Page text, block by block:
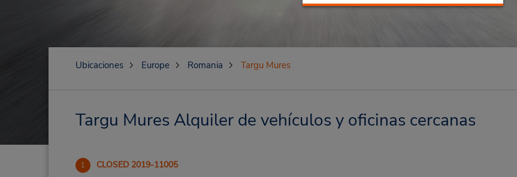
Ubicaciones Europe Romania Targu Mures
Targu Mures Alquiler de vehículos y oficinas cercanas
1 CLOSED 2019-11005